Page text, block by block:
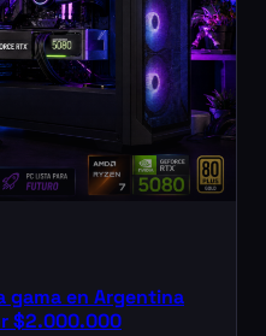
gama en Argentina
$2.000.000